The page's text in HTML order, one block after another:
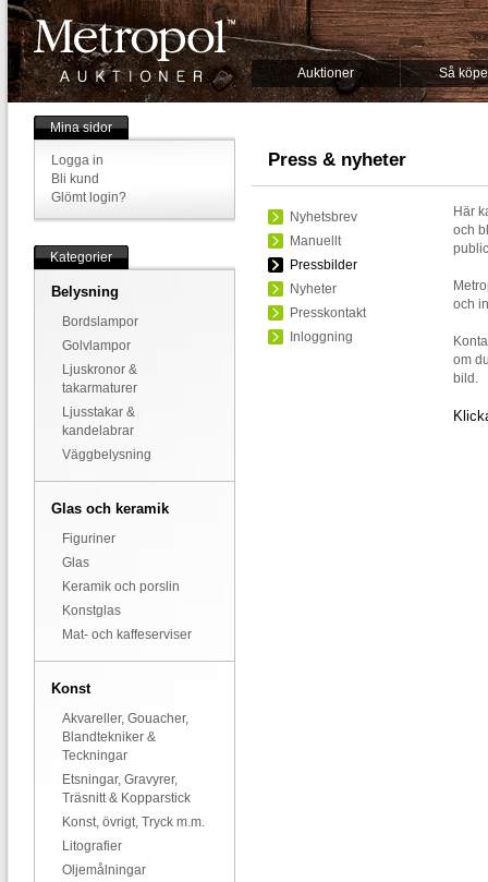
Auktioner Så
Mina sidor
Logga in
Bli kund
Glömt login?
Kategorier
Belysning
Bordslampor
Golvlampor
Ljuskronor &
takarmaturer
Ljusstakar &
kandelabrar
Väggbelysning
Glas och keramik
Figuriner
Glas
Keramik och porslin
Konstglas
Mat- och kaffeserviser
Konst
Akvareller, Gouacher,
Blandtekniker &
Teckningar
Etsningar, Gravyrer,
Träsnitt & Kopparstick
Konst, övrigt, Tryck m.m.
Litografier
Oljemålningar
Press & nyheter
Nyhetsbrev
Manuellt
Pressbilder
Nyheter
Presskontakt
Inloggning
Här
och
och
om
bild.